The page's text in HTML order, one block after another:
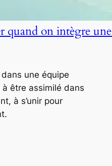
quand on intègre
dans une équipe
être assimilé dans
à s’unir pour